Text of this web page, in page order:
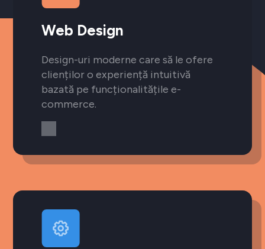
Web Design
Design-uri moderne care să le ofere
clienților o experiență intuitivă
bazată pe funcționalitățile e-
commerce.